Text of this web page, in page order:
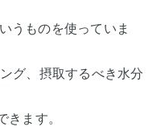
うものを使っていま
グ、摂取するべき水分
きます。